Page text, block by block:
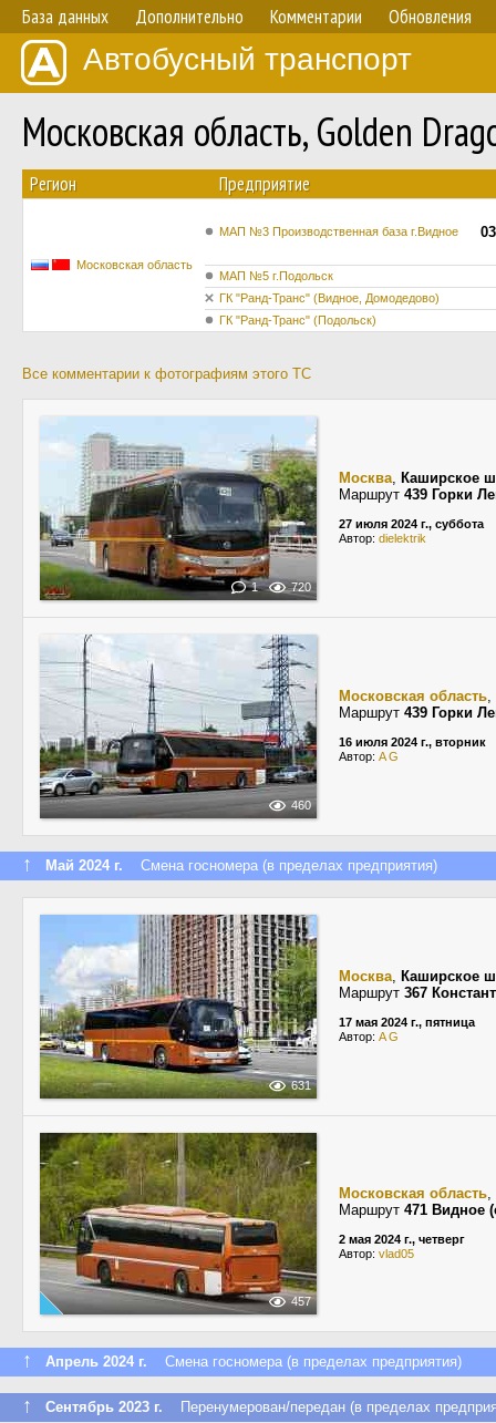
База данных Дополнительно Комментарии Обновления
Автобусный транспорт
Московская область, Golden
Регион Предприятие
Московская область
МАП №3 Производственная база г.Видное
МАП №5 г.Подольск
ГК "Ранд-Транс" (Видное, Домодедово)
ГК "Ранд-Транс" (Подольск)
Все комментарии к фотографиям этого ТС
1 720
Москва, Каширское
Маршрут 439 Горки
27 июля 2024 г., суббота
Автор: dielektrik
460
Московская область,
Маршрут 439 Горки
16 июля 2024 г., вторник
Автор: A G
↑ Май 2024 г. Смена госномера (в пределах предприятия)
631
Москва, Каширское
Маршрут 367
17 мая 2024 г., пятница
Автор: A G
457
Московская область,
Маршрут 471 Видное
2 мая 2024 г., четверг
Автор: vlad05
↑ Апрель 2024 г. Смена госномера (в пределах предприятия)
↑ Сентябрь 2023 г. Перенумерован/передан (в пределах